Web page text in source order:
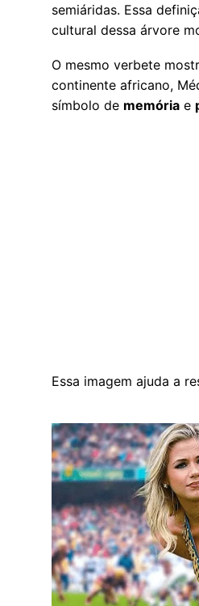
semiáridas. Essa
cultural dessa árvore
O mesmo verbete
continente africano,
símbolo de memória e
Essa imagem ajuda a